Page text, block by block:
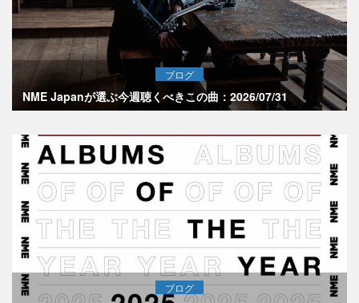
ブログ
NME Japanが選ぶ今週聴くべきこの曲：2026/07/31
ブログ